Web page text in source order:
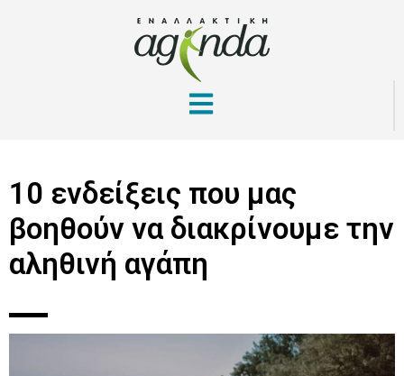
10 ενδείξεις που μας
βοηθούν να διακρίνουμε την
αληθινή αγάπη